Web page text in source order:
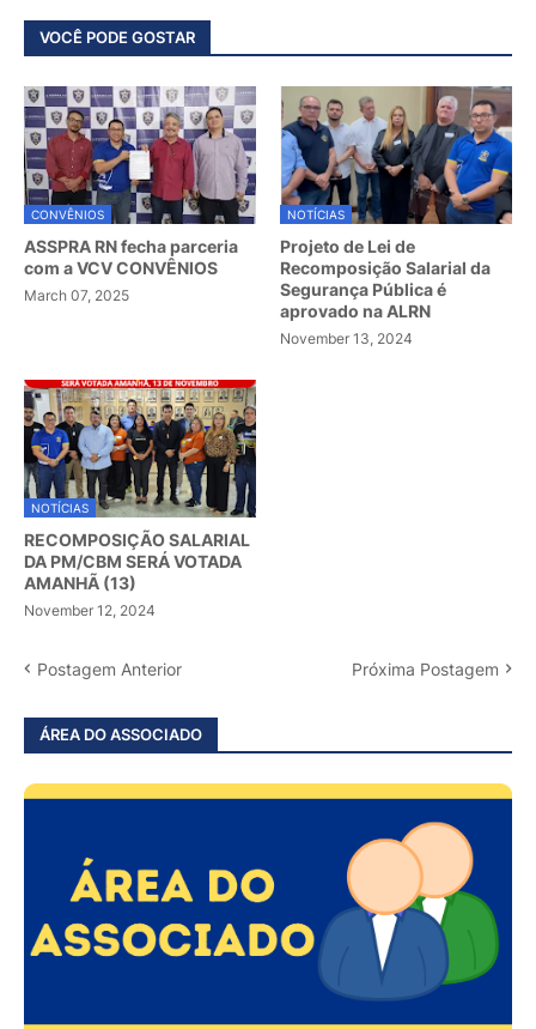
VOCÊ PODE GOSTAR
CONVÊNIOS
ASSPRA RN fecha parceria
com a VCV CONVÊNIOS
March 07, 2025
NOTÍCIAS
Projeto de Lei de
Recomposição Salarial da
Segurança Pública é
aprovado na ALRN
November 13, 2024
NOTÍCIAS
RECOMPOSIÇÃO SALARIAL
DA PM/CBM SERÁ VOTADA
AMANHÃ (13)
November 12, 2024
Postagem Anterior Próxima Postagem
ÁREA DO ASSOCIADO